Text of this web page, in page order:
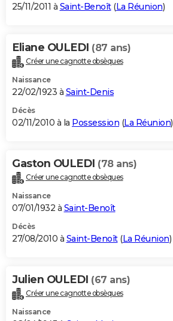
25/11/2011 à Saint-Benoît(La Réunion)
Eliane OULEDI (87 ans)
Créer une cagnotte obsèques
Naissance
22/02/1923 à Saint-Denis
Décès
02/11/2010 à la Possession (La Réunion)
Gaston OULEDI (78 ans)
Créer une cagnotte obsèques
Naissance
07/01/1932 à Saint-Benoît
Décès
27/08/2010 à Saint-Benoît(La Réunion)
Julien OULEDI (67 ans)
Créer une cagnotte obsèques
Naissance